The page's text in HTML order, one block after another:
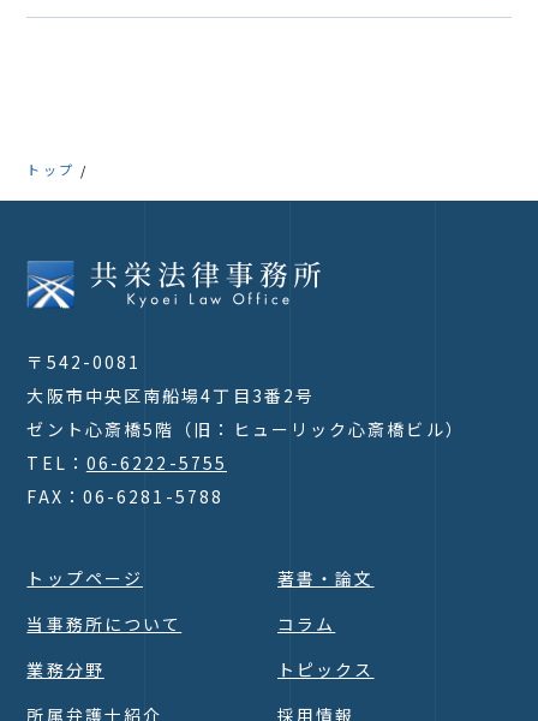
トップ
〒542-0081
大阪市中央区南船場4丁目3番2号
ゼント心斎橋5階（旧：ヒューリック心斎橋ビル）
TEL： 06-6222-5755
FAX：06-6281-5788
トップページ
当事務所について
業務分野
所属弁護士紹介
著書・論文
コラム
トピックス
採用情報